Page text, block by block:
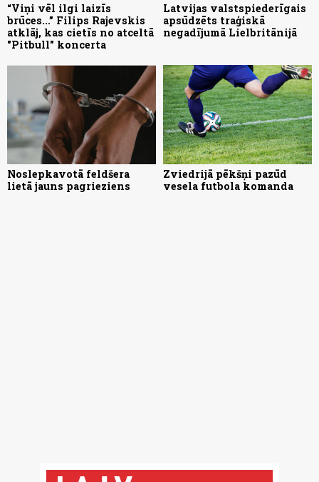
“Viņi vēl ilgi laizīs
brūces...” Filips Rajevskis
atklāj, kas cietīs no atceltā
"Pitbull" koncerta
Latvijas valstspiederīgais
apsūdzēts traģiskā
negadījumā Lielbritānijā
Noslepkavotā feldšera
lietā jauns pagrieziens
Zviedrijā pēkšņi pazūd
vesela futbola komanda